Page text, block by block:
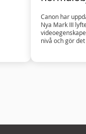
Canon har
Nya Mark III
nivå och gör